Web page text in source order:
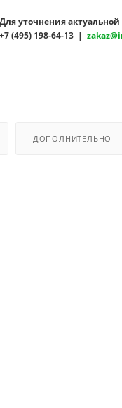
Для уточнения
+7 (495) 198-64-13 |
ДОПОЛНИТЕЛЬНО